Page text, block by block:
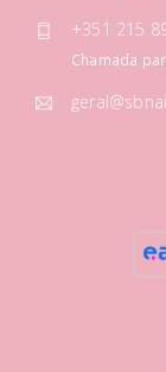
+351 215
Chamada